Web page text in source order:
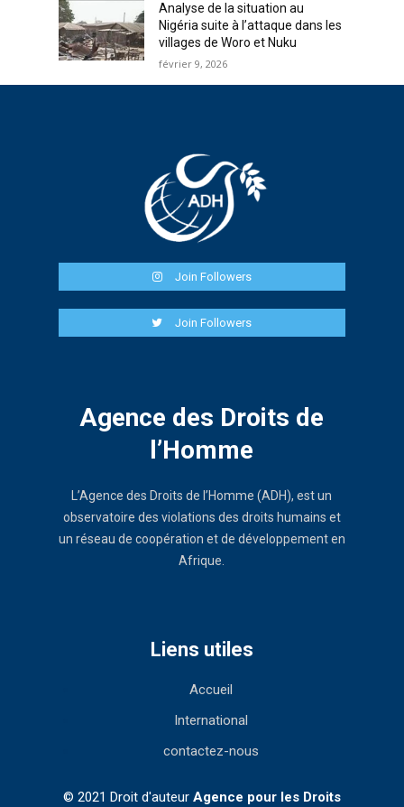
Analyse de la situation au
Nigéria suite à l’attaque dans les
villages de Woro et Nuku
février 9, 2026
Join Followers
Join Followers
Agence des Droits de
l’Homme
L’Agence des Droits de l’Homme (ADH), est un
observatoire des violations des droits humains et
un réseau de coopération et de développement en
Afrique.
Liens utiles
Accueil
International
contactez-nous
© 2021 Droit d'auteur Agence pour les Droits